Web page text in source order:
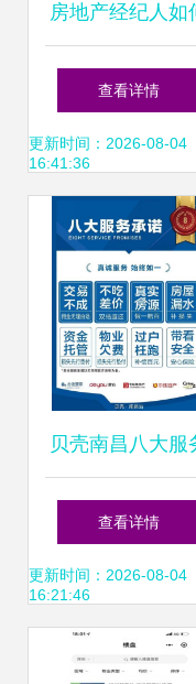
房地产经纪人如
成为购房者与卖家
的信任顾问
查看详情
更新时间：2026-08-04
16:41:36
贝壳南昌八大服
承诺 以标准引领
产经纪服务品质新
标杆
查看详情
更新时间：2026-08-04
16:21:46